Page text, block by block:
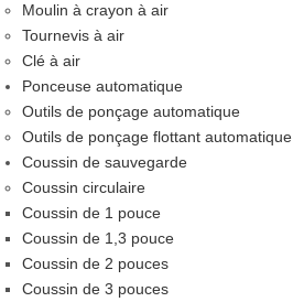
Moulin à crayon à air
Tournevis à air
Clé à air
Ponceuse automatique
Outils de ponçage automatique
Outils de ponçage flottant automatique
Coussin de sauvegarde
Coussin circulaire
Coussin de 1 pouce
Coussin de 1,3 pouce
Coussin de 2 pouces
Coussin de 3 pouces